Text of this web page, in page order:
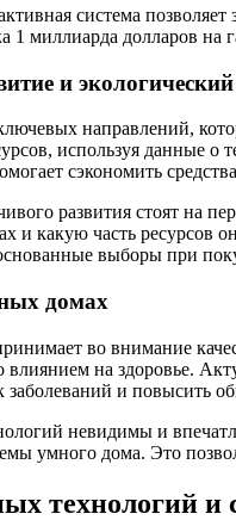
система
1 миллиарда долларов
и экологический
направлений,
используя данные
сэкономить
развития стоят на
и какую часть ресурсов
выборы при
домах
во внимание
влиянием на здоровье.
заболеваний и повысить
невидимы и
умного дома. Это
технологий и